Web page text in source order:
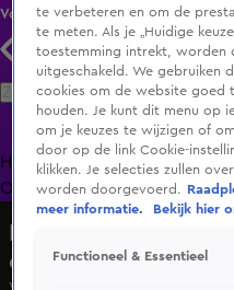
Volg KIJK
Zoeken
HomeUitzending Gemist
OranjezomerLivestreams
champagne
te verbeteren en om de
te meten. Als je „Huidige
toestemming intrekt, worden
uitgeschakeld. We gebruiken
cookies om de website goed
houden. Je kunt dit menu op
om je keuzes te wijzigen of
door op de link Cookie-
klikken. Je selecties zullen
worden doorgevoerd.
meer informatie.
Bekijk hier
Functioneel & Essentieel